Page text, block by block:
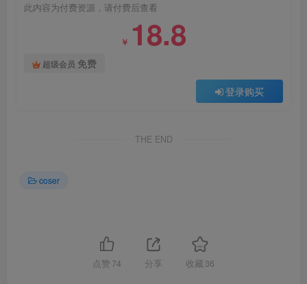
此内容为付费资源，请付费后查看
￥ 18.8
超级会员 免费
登录购买
THE END
coser
点赞 74 分享 收藏 36